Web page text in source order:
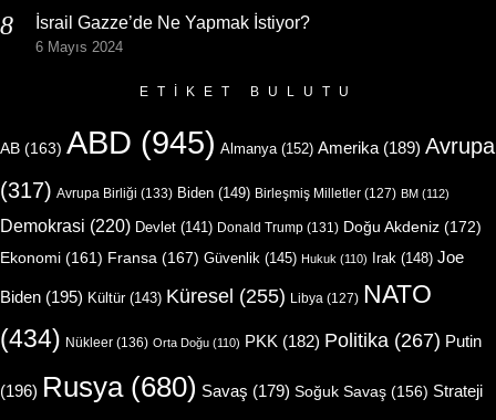
İsrail Gazze’de Ne Yapmak İstiyor?
6 Mayıs 2024
ETIKET BULUTU
AB (163) ABD (945) Almanya(152) Amerika (189) Avrupa
(317) Avrupa Birliği (133) Biden (149) Birleşmiş Milletler (127) BM (112)
Demokrasi (220) Devlet (141) Donald Trump (131) Doğu Akdeniz (172)
Ekonomi (161) Fransa (167) Güvenlik (145) Hukuk (110) Irak (148) Joe
Biden (195) Kültür(143) Küresel (255) Libya (127) NATO
(434) Nükleer (136) Orta Doğu (110) PKK (182) Politika (267) Putin
(196) Rusya(680) Savaş (179) Soğuk Savaş (156) Strateji